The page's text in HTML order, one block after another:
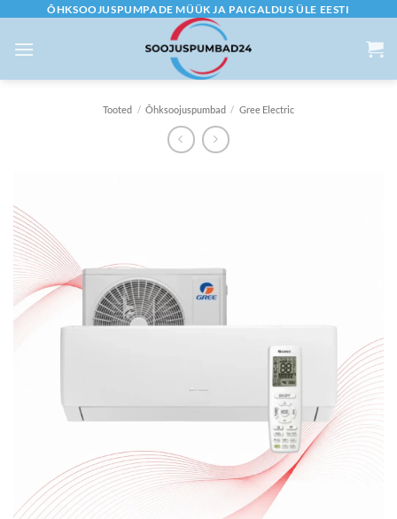
content
ÕHKSOOJUSPUMPADE MÜÜK JA PAIGALDUS ÜLE EESTI
Tooted / Õhksoojuspumbad / Gree Electric